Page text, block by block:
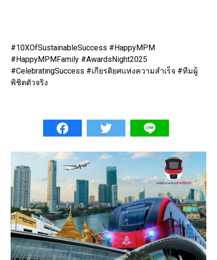
#10XOfSustainableSuccess #HappyMPM
#HappyMPMFamily #AwardsNight2025
#CelebratingSuccess #เกียรติยศแห่งความสำเร็จ #ทีมผู้
พิชิตตัวจริง